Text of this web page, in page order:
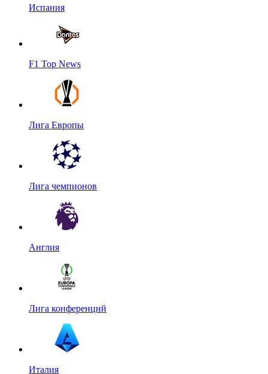
Испания
F1 Top News
Лига Европы
Лига чемпионов
Англия
Лига конференций
Италия